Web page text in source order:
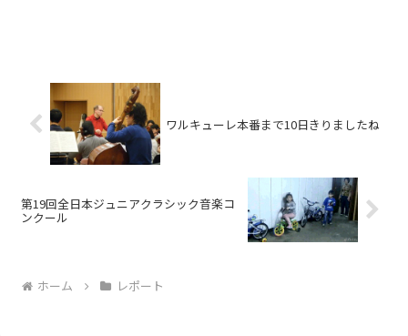
ワルキューレ本番まで10日きりましたね
第19回全日本ジュニアクラシック音楽コ
ンクール
ホーム レポート